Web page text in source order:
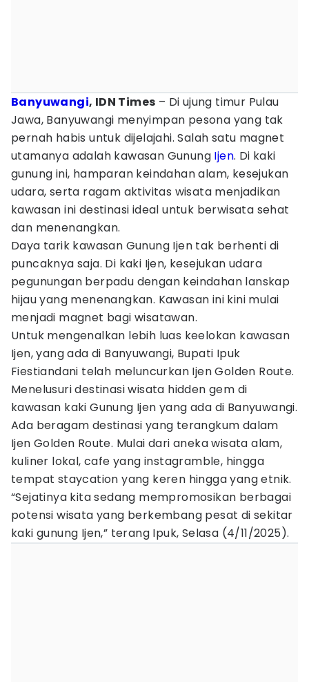
Banyuwangi, IDN Times – Di ujung timur Pulau
Jawa, Banyuwangi menyimpan pesona yang tak
pernah habis untuk dijelajahi. Salah satu magnet
utamanya adalah kawasan Gunung Ijen. Di kaki
gunung ini, hamparan keindahan alam, kesejukan
udara, serta ragam aktivitas wisata menjadikan
kawasan ini destinasi ideal untuk berwisata sehat
dan menenangkan.
Daya tarik kawasan Gunung Ijen tak berhenti di
puncaknya saja. Di kaki Ijen, kesejukan udara
pegunungan berpadu dengan keindahan lanskap
hijau yang menenangkan. Kawasan ini kini mulai
menjadi magnet bagi wisatawan.
Untuk mengenalkan lebih luas keelokan kawasan
Ijen, yang ada di Banyuwangi, Bupati Ipuk
Fiestiandani telah meluncurkan Ijen Golden Route.
Menelusuri destinasi wisata hidden gem di
kawasan kaki Gunung Ijen yang ada di Banyuwangi.
Ada beragam destinasi yang terangkum dalam
Ijen Golden Route. Mulai dari aneka wisata alam,
kuliner lokal, cafe yang instagramble, hingga
tempat staycation yang keren hingga yang etnik.
“Sejatinya kita sedang mempromosikan berbagai
potensi wisata yang berkembang pesat di sekitar
kaki gunung Ijen,” terang Ipuk, Selasa (4/11/2025).